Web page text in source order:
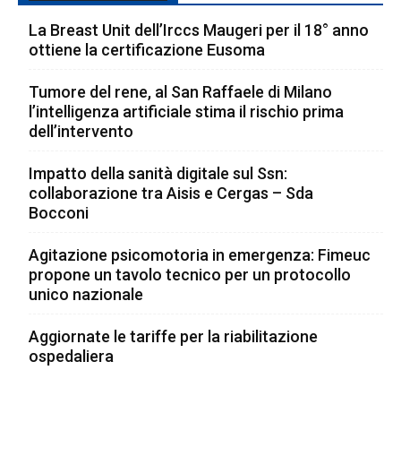
La Breast Unit dell’Irccs Maugeri per il 18° anno
ottiene la certificazione Eusoma
Tumore del rene, al San Raffaele di Milano
l’intelligenza artificiale stima il rischio prima
dell’intervento
Impatto della sanità digitale sul Ssn:
collaborazione tra Aisis e Cergas – Sda
Bocconi
Agitazione psicomotoria in emergenza: Fimeuc
propone un tavolo tecnico per un protocollo
unico nazionale
Aggiornate le tariffe per la riabilitazione
ospedaliera